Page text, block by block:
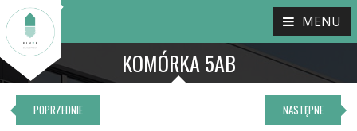
MENU
KOMÓRKA 5AB
POPRZEDNIE NASTĘPNE